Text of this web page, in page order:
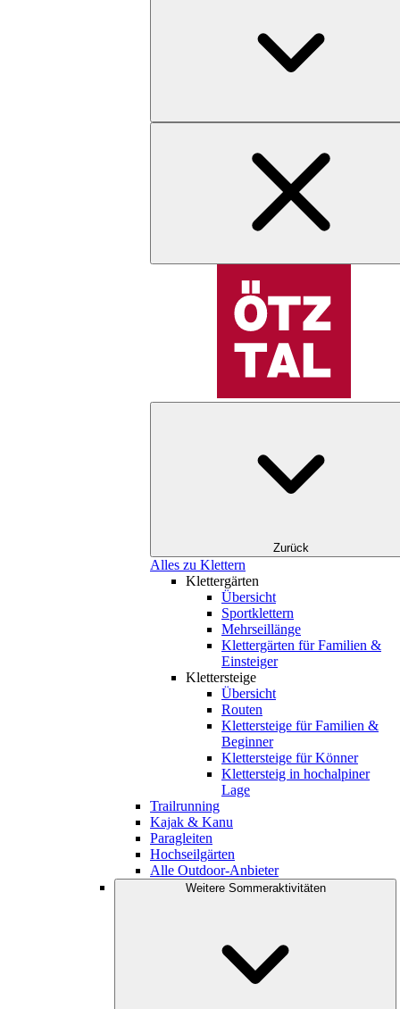
Zurück
Alles zu Klettern
Klettergärten
Übersicht
Sportklettern
Mehrseillänge
Klettergärten für Familien &
Einsteiger
Klettersteige
Übersicht
Routen
Klettersteige für Familien &
Beginner
Klettersteige für Könner
Klettersteig in hochalpiner
Lage
Trailrunning
Kajak & Kanu
Paragleiten
Hochseilgärten
Alle Outdoor-Anbieter
Weitere Sommeraktivitäten